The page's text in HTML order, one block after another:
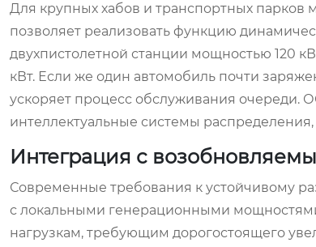
Для крупных хабов и транспортных парков
позволяет реализовать функцию
двухпистолетной станции мощностью 120
кВт. Если же один автомобиль почти
ускоряет процесс обслуживания очереди.
интеллектуальные системы
Интеграция с
Современные требования к устойчивому
с локальными генерационными
нагрузкам, требующим дорогостоящего